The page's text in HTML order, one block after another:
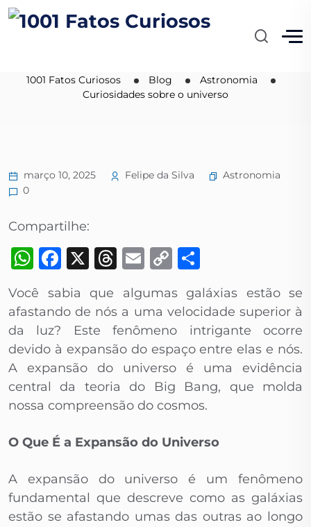
Curiosidades sobre o
1001 Fatos Curiosos Blog
Astronomia
Curiosidades sobre o universo
março 10, 2025 Felipe da Silva
Astronomia
0
Compartilhe:
WhatsApp
Facebook
X Threads
Email
Copy
Link
Você sabia que algumas galáxias estão se
afastando de nós a uma velocidade superior à
da luz? Este fenômeno intrigante ocorre
devido à expansão do espaço entre elas e nós.
A expansão do universo é uma evidência
central da teoria do Big Bang, que molda
nossa compreensão do cosmos.
O Que É a Expansão do Universo
A expansão do universo é um fenômeno
fundamental que descreve como as galáxias
estão se afastando umas das outras ao longo